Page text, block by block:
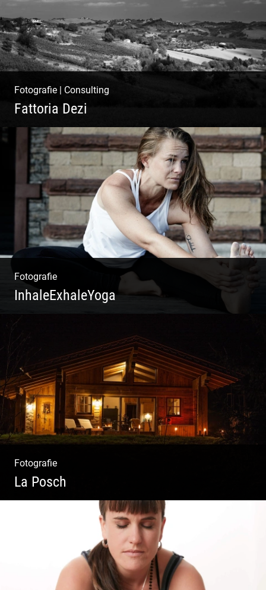
Fotografie Consulting
Fattoria Dezi
Konzeption & Gestaltung |
Übersetzung & Medien | Fotografie &
Texting | Feine Weine
Fotografie
InhaleExhaleYoga
Crossover Stil | Körper & Geist
Fotografie
La Posch
Kuschelige Chalets | Traumhaftes Tirol |
Luxuriöse Auszeit | Alpiner Lifestyle